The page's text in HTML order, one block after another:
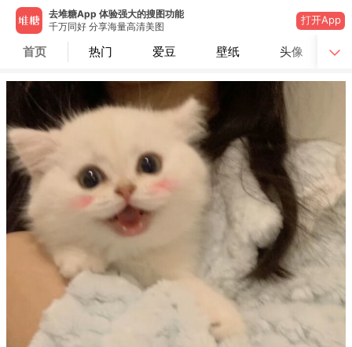
去堆糖App 体验强大的搜图功能
千万同好 分享海量高清美图
打开App
首页 热门 爱豆 壁纸 头像